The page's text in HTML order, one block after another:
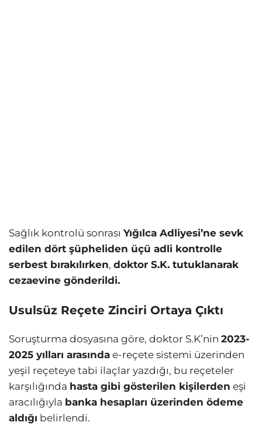
Sağlık kontrolü sonrası Yığılca Adliyesi’ne sevk
edilen dört şüpheliden üçü adli kontrolle
serbest bırakılırken, doktor S.K. tutuklanarak
cezaevine gönderildi.
Usulsüz Reçete Zinciri Ortaya Çıktı
Soruşturma dosyasına göre, doktor S.K’nin 2023-
2025 yılları arasında e-reçete sistemi üzerinden
yeşil reçeteye tabi ilaçlar yazdığı, bu reçeteler
karşılığında hasta gibi gösterilen kişilerden eşi
aracılığıyla banka hesapları üzerinden ödeme
aldığı belirlendi.